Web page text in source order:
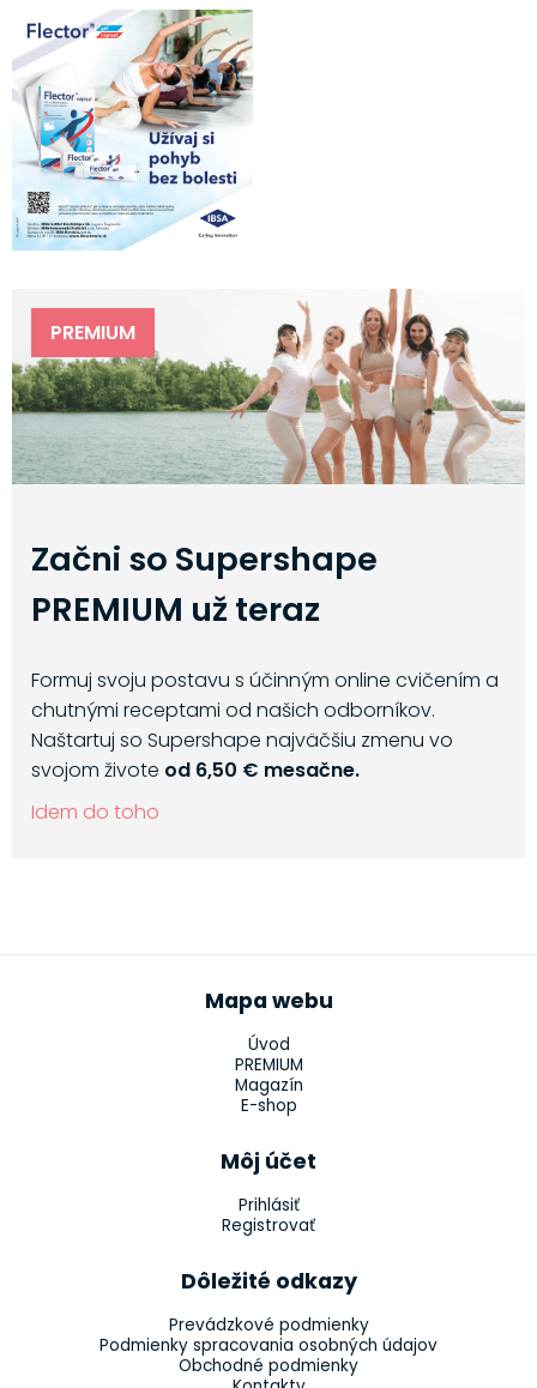
PREMIUM
Začni so Supershape
PREMIUM už teraz
Formuj svoju postavu s účinným online cvičením a
chutnými receptami od našich odborníkov.
Naštartuj so Supershape najväčšiu zmenu vo
svojom živote od 6,50 € mesačne.
Idem do toho
Mapa webu
Úvod
PREMIUM
Magazín
E-shop
Môj účet
Prihlásiť
Registrovať
Dôležité odkazy
Prevádzkové podmienky
Podmienky spracovania osobných údajov
Obchodné podmienky